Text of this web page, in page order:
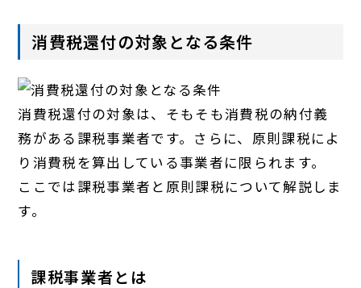
消費税還付の対象となる条件
消費税還付の対象は、そもそも消費税の納付義
務がある課税事業者です。さらに、原則課税によ
り消費税を算出している事業者に限られます。
ここでは課税事業者と原則課税について解説しま
す。
課税事業者とは